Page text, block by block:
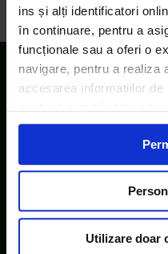
ins și alți identificatori
în continuare, pentru a
funcționale sau a oferi o
navigare, pentru a realiza
accesarea informațiilor
acești identificatori online
(cookie-uri primare), alții
diferit de domeniul site-
uri terțe). Găsiți în
consimțământul cu privire
Utilizare doar